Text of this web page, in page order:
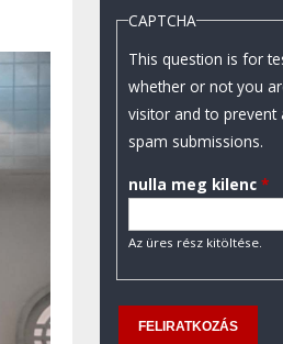
CAPTCHA
This question is for
whether or not you
visitor and to prevent
spam submissions.
nulla meg kilenc *
Az üres rész kitöltése.